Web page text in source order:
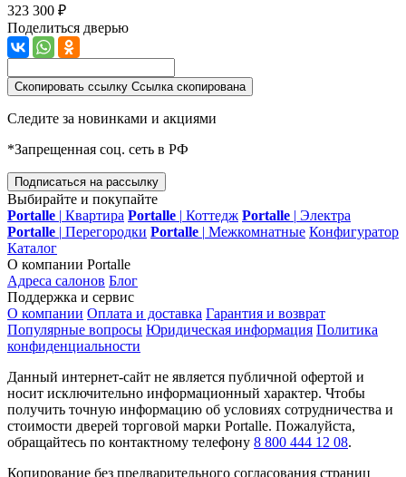
323 300 ₽
Поделиться дверью
Скопировать ссылку Ссылка скопирована
Следите за новинками и акциями
*Запрещенная соц. сеть в РФ
Подписаться на рассылку
Выбирайте и покупайте
Portalle | Квартира Portalle | Коттедж Portalle | Электра
Portalle | Перегородки Portalle | Межкомнатные Конфигуратор
Каталог
О компании Portalle
Адреса салонов Блог
Поддержка и сервис
О компании Оплата и доставка Гарантия и возврат
Популярные вопросы Юридическая информация Политика
конфиденциальности
Данный интернет-сайт не является публичной офертой и
носит исключительно информационный характер. Чтобы
получить точную информацию об условиях сотрудничества и
стоимости дверей торговой марки Portalle. Пожалуйста,
обращайтесь по контактному телефону 8 800 444 12 08.
Копирование без предварительного согласования страниц